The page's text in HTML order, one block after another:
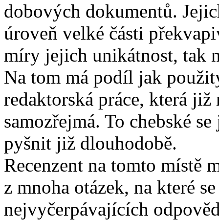
dobových dokumentů.
úroveň velké části
míry jejich unikátnost, tak
Na tom má podíl jak
redaktorská práce, která
samozřejmá. To chebské
pyšnit již dlouhodobě.
Recenzent na tomto místě
z mnoha otázek, na které
nejvyčerpávajících